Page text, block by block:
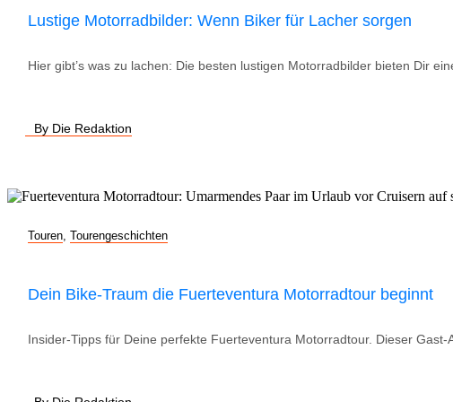
Lustige Motorradbilder: Wenn Biker für Lacher sorgen
Hier gibt’s was zu lachen: Die besten lustigen Motorradbilder bieten Dir
By Die Redaktion
Touren Tourengeschichten
Dein Bike-Traum die Fuerteventura Motorradtour beginnt
Insider-Tipps für Deine perfekte Fuerteventura Motorradtour. Dieser